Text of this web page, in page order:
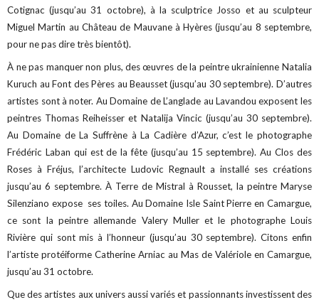
Cotignac (jusqu’au 31 octobre), à la sculptrice Josso et au sculpteur
Miguel Martin au Château de Mauvane à Hyères (jusqu’au 8 septembre,
pour ne pas dire très bientôt).
À ne pas manquer non plus, des œuvres de la peintre ukrainienne Natalia
Kuruch au Font des Pères au Beausset (jusqu’au 30 septembre). D’autres
artistes sont à noter. Au Domaine de L’anglade au Lavandou exposent les
peintres Thomas Reiheisser et Natalija Vincic (jusqu’au 30 septembre).
Au Domaine de La Suffrène à La Cadière d’Azur, c’est le photographe
Frédéric Laban qui est de la fête (jusqu’au 15 septembre). Au Clos des
Roses à Fréjus, l’architecte Ludovic Regnault a installé ses créations
jusqu’au 6 septembre. À Terre de Mistral à Rousset, la peintre Maryse
Silenziano expose ses toiles. Au Domaine Isle Saint Pierre en Camargue,
ce sont la peintre allemande Valery Muller et le photographe Louis
Rivière qui sont mis à l’honneur (jusqu’au 30 septembre). Citons enfin
l’artiste protéiforme Catherine Arniac au Mas de Valériole en Camargue,
jusqu’au 31 octobre.
Que des artistes aux univers aussi variés et passionnants investissent des